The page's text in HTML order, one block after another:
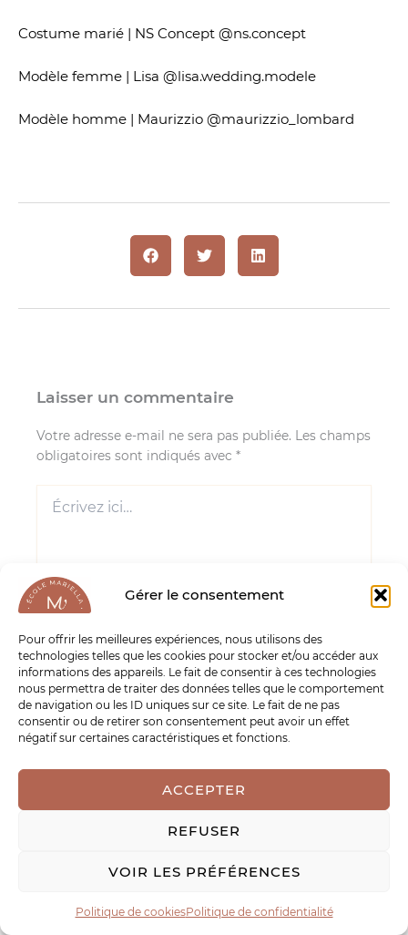
Gérer le consentement
Pour offrir les meilleures expériences, nous utilisons des
technologies telles que les cookies pour stocker et/ou accéder aux
informations des appareils. Le fait de consentir à ces technologies
nous permettra de traiter des données telles que le comportement
de navigation ou les ID uniques sur ce site. Le fait de ne pas
consentir ou de retirer son consentement peut avoir un effet
négatif sur certaines caractéristiques et fonctions.
ACCEPTER
REFUSER
VOIR LES PRÉFÉRENCES
Politique de cookiesPolitique de confidentialité
Costume marié | NS Concept @ns.concept
Modèle femme | Lisa @lisa.wedding.modele
Modèle homme | Maurizzio @maurizzio_lombard
Laisser un commentaire
Votre adresse e-mail ne sera pas publiée.
Les champs
obligatoires sont indiqués avec *
ici…
Nom*